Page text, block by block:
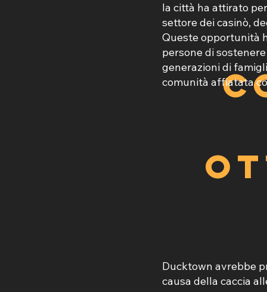
Ducktown avrebbe
causa della caccia
la città ha attirato
settore dei casinò,
Queste opportunità
persone di
generazioni di
comunità affiatata